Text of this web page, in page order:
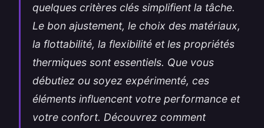
quelques critères clés simplifient la tâche.
Le bon ajustement, le choix des matériaux,
la flottabilité, la flexibilité et les propriétés
thermiques sont essentiels. Que vous
débutiez ou soyez expérimenté, ces
éléments influencent votre performance et
votre confort. Découvrez comment